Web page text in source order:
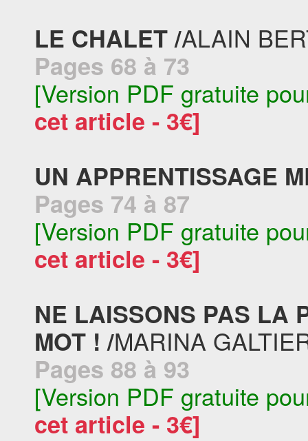
LE CHALET /ALAIN
Pages 68 à 73
[Version PDF gratuite
cet article - 3€]
UN APPRENTISSAGE
Pages 74 à 87
[Version PDF gratuite
cet article - 3€]
NE LAISSONS PAS LA
MOT ! /MARINA
Pages 88 à 93
[Version PDF gratuite
cet article - 3€]